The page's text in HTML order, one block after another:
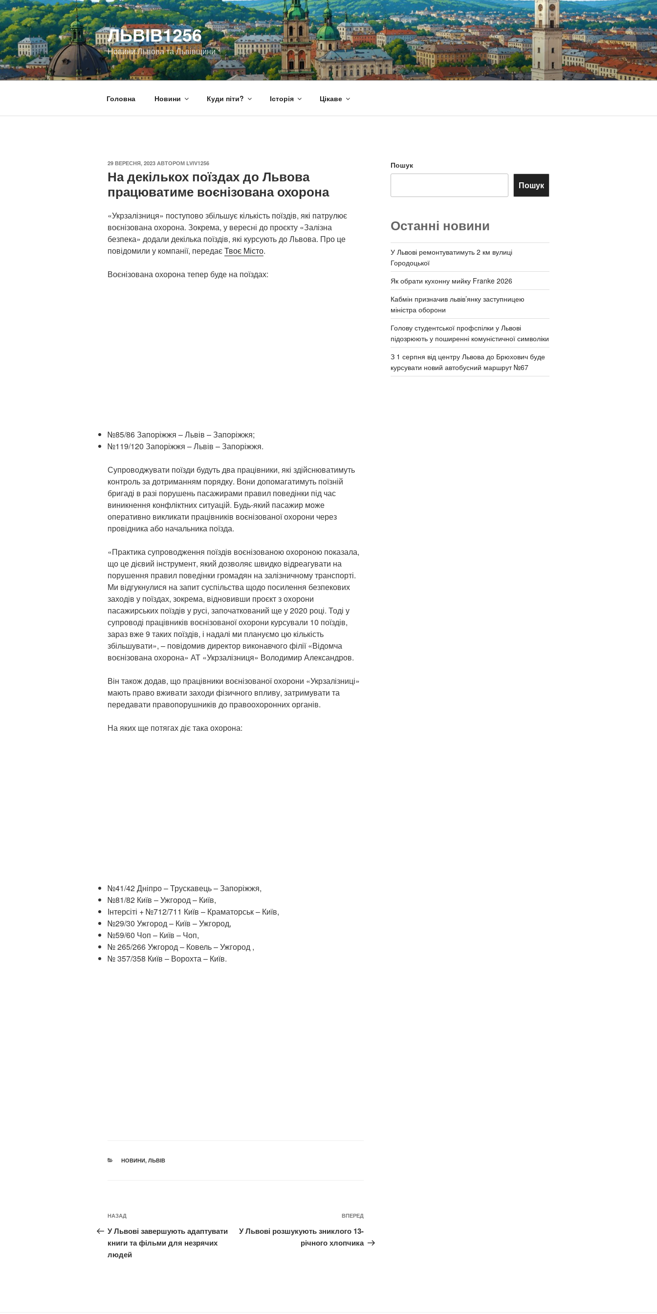
Перейти
до
вмісту
ЛЬВІВ1256
Новини Львова та Львівщини
Головна Новини Куди піти? Історія Цікаве
ОПУБЛІКОВАНО
29 ВЕРЕСНЯ, 2023 АВТОРОМ LVIV1256
На декількох поїздах до Львова
працюватиме воєнізована охорона
«Укрзалізниця» поступово збільшує кількість поїздів, які патрулює
воєнізована охорона. Зокрема, у вересні до проєкту «Залізна
безпека» додали декілька поїздів, які курсують до Львова. Про це
повідомили у компанії, передаєТвоє Місто.
Воєнізована охорона тепер буде на поїздах:
№85/86 Запоріжжя – Львів – Запоріжжя;
№119/120 Запоріжжя – Львів – Запоріжжя.
Супроводжувати поїзди будуть два працівники, які здійснюватимуть
контроль за дотриманням порядку. Вони допомагатимуть поїзній
бригаді в разі порушень пасажирами правил поведінки під час
виникнення конфліктних ситуацій. Будь-який пасажир може
оперативно викликати працівників воєнізованої охорони через
провідника або начальника поїзда.
«Практика супроводження поїздів воєнізованою охороною показала,
що це дієвий інструмент, який дозволяє швидко відреагувати на
порушення правил поведінки громадян на залізничному транспорті.
Ми відгукнулися на запит суспільства щодо посилення безпекових
заходів у поїздах, зокрема, відновивши проєкт з охорони
пасажирських поїздів у русі, започаткований ще у 2020 році. Тоді у
супроводі працівників воєнізованої охорони курсували 10 поїздів,
зараз вже 9 таких поїздів, і надалі ми плануємо цю кількість
збільшувати», – повідомив директор виконавчого філії «Відомча
воєнізована охорона» АТ «Укрзалізниця» Володимир Александров.
Він також додав, що працівники воєнізованої охорони «Укрзалізниці»
мають право вживати заходи фізичного впливу, затримувати та
передавати правопорушників до правоохоронних органів.
На яких ще потягах діє така охорона:
№41/42 Дніпро – Трускавець – Запоріжжя,
№81/82 Київ – Ужгород – Київ,
Інтерсіті + №712/711 Київ – Краматорськ – Київ,
№29/30 Ужгород – Київ – Ужгород,
№59/60 Чоп – Київ – Чоп,
№ 265/266 Ужгород – Ковель – Ужгород ,
№ 357/358 Київ – Ворохта – Київ.
КАТЕГОРІЇ
НОВИНИ, ЛЬВІВ
Навігація
записів
Попередній
запис:
НАЗАД
У Львові завершують адаптувати
книги та фільми для незрячих
людей
Наступний
запис
ВПЕРЕД
У Львові розшукують зниклого 13-
річного хлопчика
Пошук
Пошук
Останні новини
У Львові ремонтуватимуть 2 км вулиці
Городоцької
Як обрати кухонну мийку Franke 2026
Кабмін призначив львів’янку заступницею
міністра оборони
Голову студентської профспілки у Львові
підозрюють у поширенні комуністичної символіки
З 1 серпня від центру Львова до Брюхович буде
курсувати новий автобусний маршрут №67